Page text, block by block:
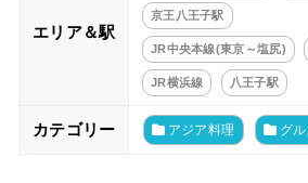
エリア＆駅
京王八王子駅
JR中央本線(東京～塩尻)
JR横浜線 八王子駅
カテゴリー アジア料理 グル